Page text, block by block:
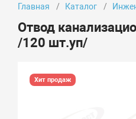
Главная Каталог
Отвод
/120 шт.уп/
Хит продаж